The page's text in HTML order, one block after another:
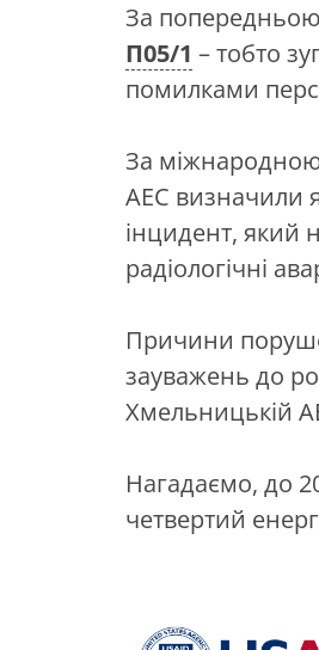
За попередньою
П05/1 – тобто
помилками
За
АЕС визначили
інцидент, який
радіологічні
Причини
зауважень до
Хмельницькій
Нагадаємо, до
четвертий